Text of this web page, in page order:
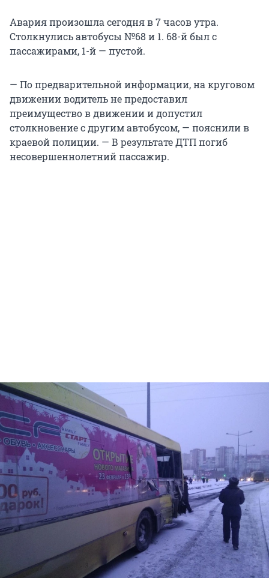
Авария произошла сегодня в 7 часов утра.
Столкнулись автобусы №68 и 1. 68-й был с
пассажирами, 1-й — пустой.
— По предварительной информации, на круговом
движении водитель не предоставил
преимущество в движении и допустил
столкновение с другим автобусом, — пояснили в
краевой полиции. — В результате ДТП погиб
несовершеннолетний пассажир.